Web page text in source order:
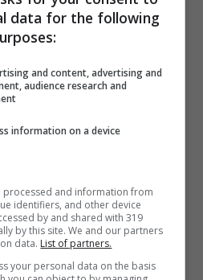
sottofondo una
perfetta per completare
data for the following
and content, advertising and
audience research and
information on a device
processed and information from
identifiers, and other device
by and shared with 319
by this site. We and our partners
data. List of partners.
your personal data on the basis